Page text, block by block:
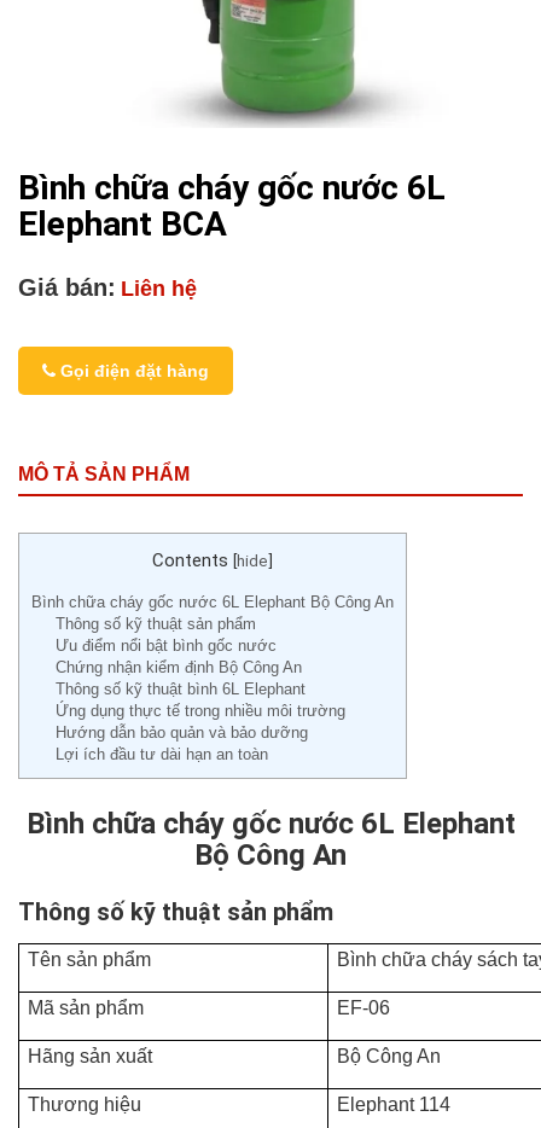
Bình chữa cháy gốc nước 6L
Elephant BCA
Giá bán: Liên hệ
Gọi điện đặt hàng
MÔ TẢ SẢN PHẨM
Contents [hide]
Bình chữa cháy gốc nước 6L Elephant Bộ Công An
Thông số kỹ thuật sản phẩm
Ưu điểm nổi bật bình gốc nước
Chứng nhận kiểm định Bộ Công An
Thông số kỹ thuật bình 6L Elephant
Ứng dụng thực tế trong nhiều môi trường
Hướng dẫn bảo quản và bảo dưỡng
Lợi ích đầu tư dài hạn an toàn
Bình chữa cháy gốc nước 6L Elephant
Bộ Công An
Thông số kỹ thuật sản phẩm
Tên sản phẩm Bình chữa cháy sách
Mã sản phẩm EF-06
Hãng sản xuất Bộ Công An
Thương hiệu Elephant 114